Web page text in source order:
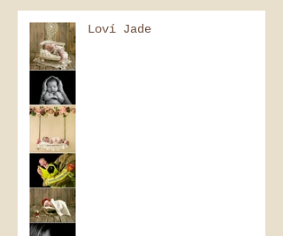
Loví Jade